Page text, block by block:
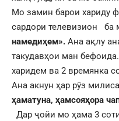
Мо замин барои хариду
сардори телевизион ба
намедиҳем». Ана ақлу
такудавҳои ман
харидем ва 2 времянка
Ана акнун ҳар рӯз
ҳаматуна, ҳамсояҳора
Дар ҷойи мо ҳама 3